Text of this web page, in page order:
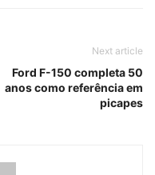
Next article
Ford F-150 completa 50
anos como referência em
picapes